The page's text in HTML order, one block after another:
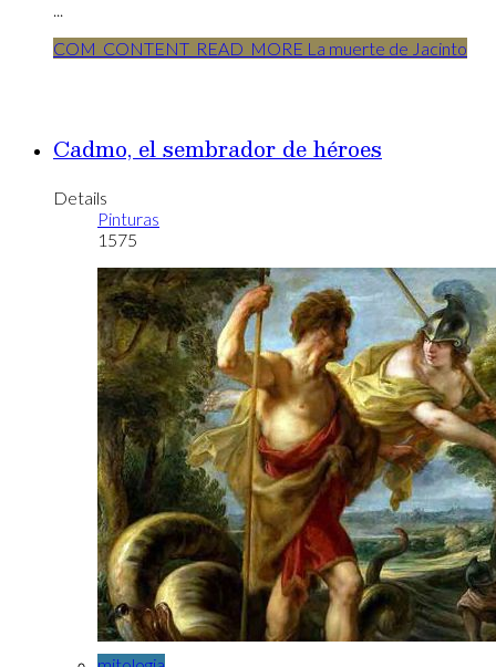
COM_CONTENT_READ_MORE La muerte de Jacinto
Cadmo, el sembrador de héroes
Details
Pinturas
1575